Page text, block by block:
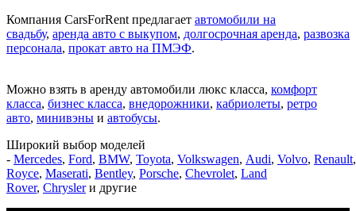
Компания CarsForRent предлагает автомобили на
свадьбу, аренда авто с выкупом, долгосрочная аренда, развозка
персонала, прокат авто на ПМЭФ.
Можно взять в аренду автомобили люкс класса, комфорт
класса, бизнес класса, внедорожники, кабриолеты, ретро
авто, минивэны и автобусы.
Широкий выбор моделей
- Mercedes, Ford, BMW, Toyota, Volkswagen, Audi, Volvo, Renault
Royce, Maserati, Bentley, Porsche, Chevrolet, Land
Rover, Chryslerи другие